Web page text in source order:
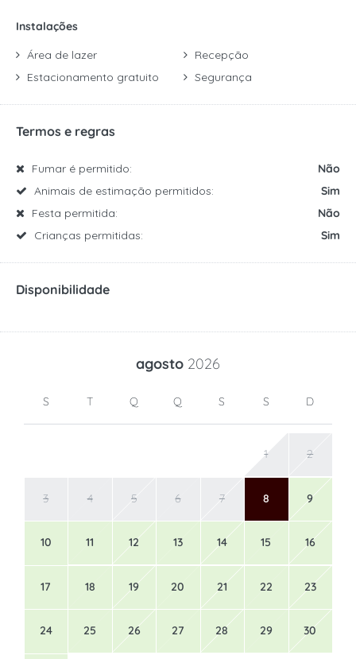
Instalações
Área de lazer
Estacionamento gratuito
Recepção
Segurança
Termos e regras
Fumar é permitido:
Não
Animais de estimação permitidos:
Sim
Festa permitida:
Não
Crianças permitidas:
Sim
Disponibilidade
agosto 2026
S T Q Q S S D
1 2
3 4 5 6 7 8 9
10 11 12 13 14 15 16
17 18 19 20 21 22 23
24 25 26 27 28 29 30